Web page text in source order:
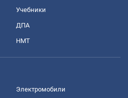
Учебники
ДПА
НМТ
Электромобили